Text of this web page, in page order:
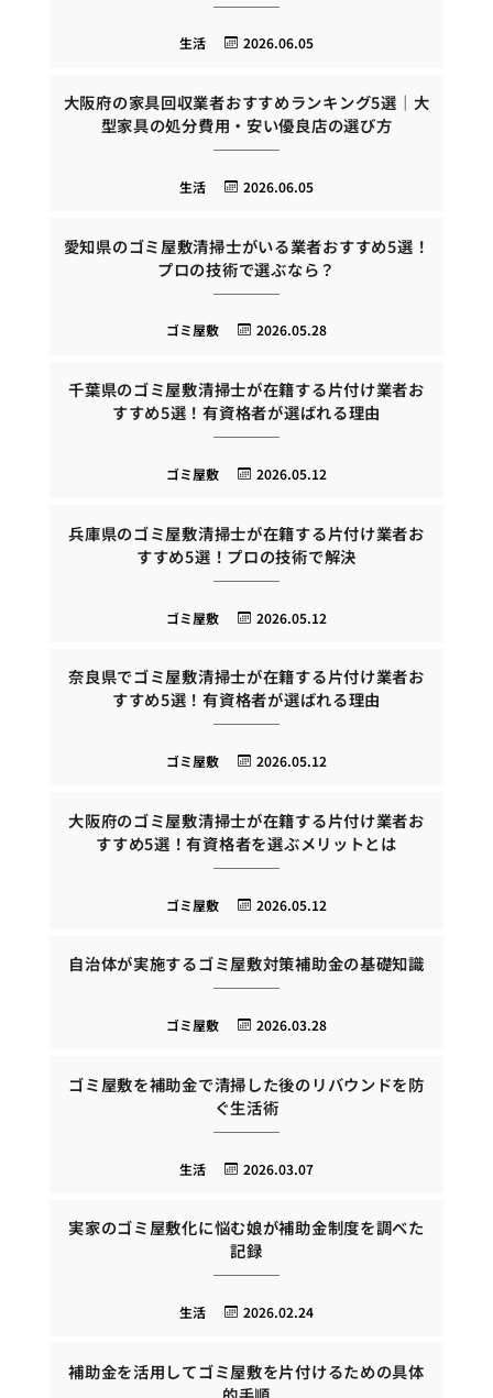
2026.06.05
生活
大阪府の家具回収業者おすすめランキング5選｜大
型家具の処分費用・安い優良店の選び方
2026.06.05
生活
愛知県のゴミ屋敷清掃士がいる業者おすすめ5選！
プロの技術で選ぶなら？
2026.05.28
ゴミ屋敷
千葉県のゴミ屋敷清掃士が在籍する片付け業者お
すすめ5選！有資格者が選ばれる理由
2026.05.12
ゴミ屋敷
兵庫県のゴミ屋敷清掃士が在籍する片付け業者お
すすめ5選！プロの技術で解決
2026.05.12
ゴミ屋敷
奈良県でゴミ屋敷清掃士が在籍する片付け業者お
すすめ5選！有資格者が選ばれる理由
2026.05.12
ゴミ屋敷
大阪府のゴミ屋敷清掃士が在籍する片付け業者お
すすめ5選！有資格者を選ぶメリットとは
2026.05.12
ゴミ屋敷
自治体が実施するゴミ屋敷対策補助金の基礎知識
2026.03.28
ゴミ屋敷
ゴミ屋敷を補助金で清掃した後のリバウンドを防
ぐ生活術
2026.03.07
生活
実家のゴミ屋敷化に悩む娘が補助金制度を調べた
記録
2026.02.24
生活
補助金を活用してゴミ屋敷を片付けるための具体